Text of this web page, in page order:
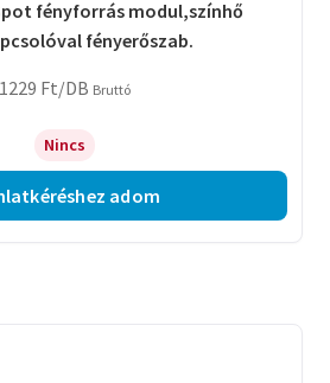
fényforrás modul,színhő
fényerőszab.
1229 Ft/DB Bruttó
Nincs
adom